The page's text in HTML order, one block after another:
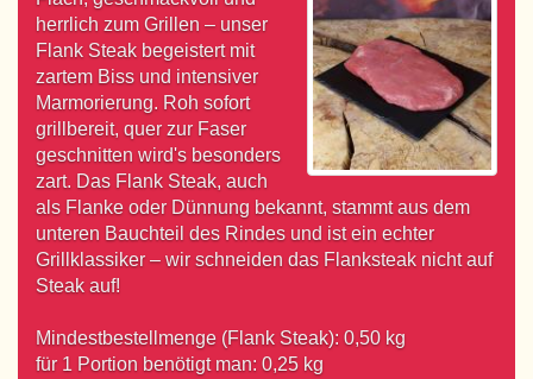
herrlich zum Grillen – unser
Flank Steak begeistert mit
zartem Biss und intensiver
Marmorierung. Roh sofort
grillbereit, quer zur Faser
geschnitten wird's besonders
zart. Das Flank Steak, auch
als Flanke oder Dünnung bekannt, stammt aus dem
unteren Bauchteil des Rindes und ist ein echter
Grillklassiker – wir schneiden das Flanksteak nicht auf
Steak auf!
Mindestbestellmenge (Flank Steak): 0,50 kg
für 1 Portion benötigt man: 0,25 kg